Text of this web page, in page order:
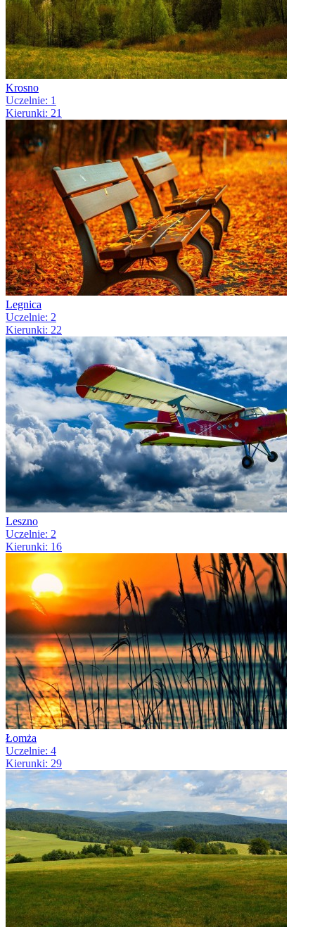
Krosno
Uczelnie: 1
Kierunki: 21
Legnica
Uczelnie: 2
Kierunki: 22
Leszno
Uczelnie: 2
Kierunki: 16
Łomża
Uczelnie: 4
Kierunki: 29